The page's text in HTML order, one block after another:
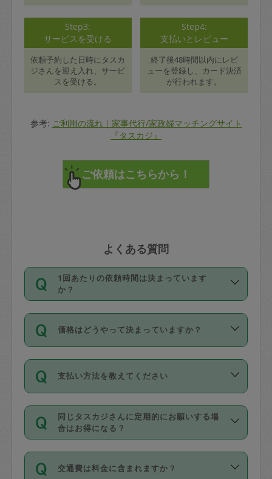
Step3:
サービスを受ける
依頼予約した日時にタスカ
ジさんを迎え入れ、サービ
スを受ける。
Step4:
支払いとレビュー
終了後48時間以内にレビ
ューを登録し、カード決済
が行われます。
参考: ご利用の流れ｜家事代行/家政婦マッチングサイト
『タスカジ』
よくある質問
1回あたりの依頼時間は決まっています
か？
依頼1回につき3時間固定です。3時間を
超えて依頼したい場合は、延長機能をご
利用ください。機能をご利用いただくに
の上事前申請することが必要です。な
お、3時間を下回っても、値引き等はござ
いません。
価格はどうやって決まっていますか？
11種類の価格帯の中からタスカジさん自
身が価格を選んで設定しています。
タスカジさんの価格設定には最初は制限
があり、レビュー件数、レビューの平均
値、などで除々に設定可能な最高額が上
がっていく仕組みになっています。
支払い方法を教えてください
お支払方法はクレジットカード（Visa／
Master／JCB／AMERICAN EXPRESS／
Diners Club）のみとなります。
を行う際にご入力ください。プロフィー
同じタスカジさんに定期的にお願いする場
合はお得になる？
依頼には「スポット」と「定期（毎週｜
隔週）」があり、「定期」の依頼は「ス
交通費は料金に含まれますか？